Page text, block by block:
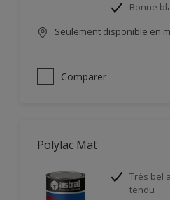
Bonne
Seulement disponible en
Comparer
Polylac Mat
Très bel
tendu